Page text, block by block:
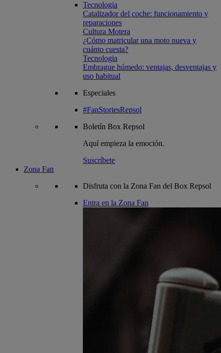
Tecnologia
Catalizador del coche: funcionamiento y
reparaciones
Cultura Motera
¿Cómo matricular una moto nueva y
cuánto cuesta?
Tecnologia
Embrague húmedo: ventajas, desventajas y
uso habitual
Especiales
#FanStoriesRepsol
Boletín Box Repsol
Aquí empieza la emoción.
Suscríbete
Zona Fan
Disfruta con la Zona Fan del Box Repsol
Entra en la Zona Fan